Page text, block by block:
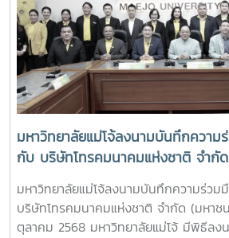
ประสิทธิภาพโอกาสนี้ได้รับเกียรติจาก ผู้ช่
ดร.ประภากร ธาราฉาย รองอธิการบดีมห
ประธานกล่าวเปิดโครงการ พร้อมเน้นย้ำ
การนำเทคโนโลยี AI มาประยุกต์ใช้เพื่อเ
ปฏิบัติงาน การบริหารจัดการ และการพั
การสอน ให้สอดรับกับการเปลี่ยนแปลงข
ครั้งนี้มีคณาจารย์ของมหาวิทยาลัยแม่โจ้เข้
และแนวทางการประยุกต์ใช้ AI เพื่อสนับสนุ
สอน การสร้างสื่อการเรียนรู้ ตลอดจนการ
ทำงานด้านวิชาการและการบริหาร ผ่านเค
Copilotทั้งนี้ ได้รับเกียรติจาก คุณศุภวิช
ลานนาคอม จำกัด เป็นวิทยากรถ่ายทอด
มหาวิทยาลัยแม่โจ้ลงนามบันทึกความ
กับ บริษัทโทรคมนาคมแห่งชาติ จำกั
พัฒนาระบบเครือข่ายสื่อสารโทรคมนา
มหาวิทยาลัยแม่โจ้ลงนามบันทึกความร่วม
บริษัทโทรคมนาคมแห่งชาติ จำกัด (มหา
ตุลาคม 2568 มหาวิทยาลัยแม่โจ้ มีพิธีล